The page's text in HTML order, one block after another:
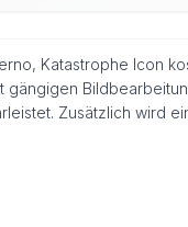
Katastrophe Icon
gängigen
Zusätzlich wird